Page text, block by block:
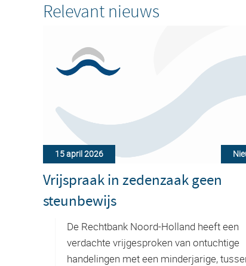
Relevant nieuws
15 april 2026
Vrijspraak in zedenzaak geen
steunbewijs
De Rechtbank Noord-Holland heeft een
verdachte vrijgesproken van ontuchtige
handelingen met een minderjarige,